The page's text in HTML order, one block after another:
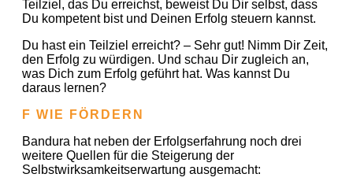
Teilziel, das Du erreichst, beweist Du Dir selbst, dass
Du kompetent bist und Deinen Erfolg steuern kannst.
Du hast ein Teilziel erreicht? – Sehr gut! Nimm Dir Zeit,
den Erfolg zu würdigen. Und schau Dir zugleich an,
was Dich zum Erfolg geführt hat. Was kannst Du
daraus lernen?
F WIE FÖRDERN
Bandura hat neben der Erfolgserfahrung noch drei
weitere Quellen für die Steigerung der
Selbstwirksamkeitserwartung ausgemacht: